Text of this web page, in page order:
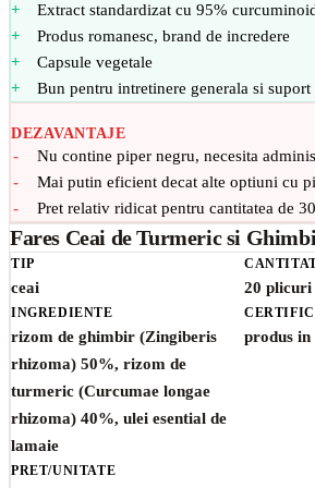
Extract standardizat cu 95%
Produs romanesc, brand de incredere
Capsule vegetale
Bun pentru intretinere generala si
DEZAVANTAJE
Nu contine piper negru, necesita
Mai putin eficient decat alte optiuni cu
Pret relativ ridicat pentru cantitatea de
Fares Ceai de Turmeric si
TIP
ceai 20 plicuri
INGREDIENTE
rizom de ghimbir (Zingiberis
rhizoma) 50%, rizom de
turmeric (Curcumae longae
rhizoma) 40%, ulei esential de
lamaie
produs in
PRET/UNITATE